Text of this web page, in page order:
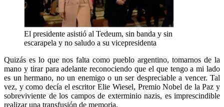
El presidente asistió al Tedeum, sin banda y sin
escarapela y no saludo a su vicepresidenta
Quizás es lo que nos falta como pueblo argentino, tomarnos de la
mano y tirar para adelante reconociendo que el que tengo a mi lado
es un hermano, no un enemigo o un ser despreciable a vencer. Tal
vez, y como decía el escritor Elie Wiesel, Premio Nobel de la Paz y
sobreviviente de los campos de exterminio nazis, es imprescindible
realizar una transfusión de memoria.